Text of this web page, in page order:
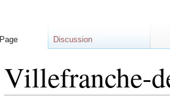
Villefranche-
Page Discussion